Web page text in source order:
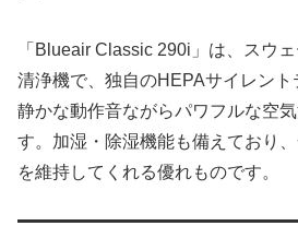
「Blueair Classic 290i」は、スウ
清浄機で、独自のHEPAサイレント
静かな動作音ながらパワフルな空
す。加湿・除湿機能も備えており
を維持してくれる優れものです。